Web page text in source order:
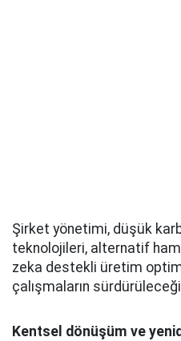
Şirket yönetimi, düşük
teknolojileri, alternatif
zeka destekli üretim
çalışmaların
Kentsel dönüşüm ve